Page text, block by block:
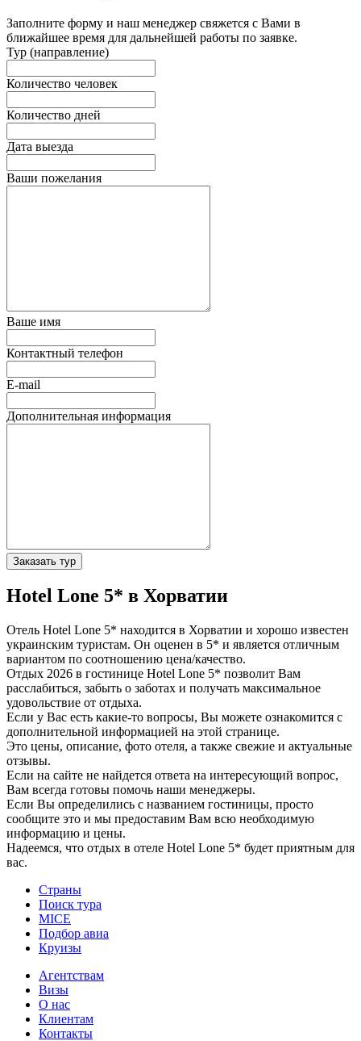
Заполните форму и наш менеджер свяжется с Вами в
ближайшее время для дальнейшей работы по заявке.
Тур (направление)
Количество человек
Количество дней
Дата выезда
Ваши пожелания
Ваше имя
Контактный телефон
E-mail
Дополнительная информация
Заказать тур
Hotel Lone 5* в Хорватии
Отель Hotel Lone 5* находится в Хорватии и хорошо известен
украинским туристам. Он оценен в 5* и является отличным
вариантом по соотношению цена/качество.
Отдых 2026 в гостинице Hotel Lone 5* позволит Вам
расслабиться, забыть о заботах и получать максимальное
удовольствие от отдыха.
Если у Вас есть какие-то вопросы, Вы можете ознакомится с
дополнительной информацией на этой странице.
Это цены, описание, фото отеля, а также свежие и актуальные
отзывы.
Если на сайте не найдется ответа на интересующий вопрос,
Вам всегда готовы помочь наши менеджеры.
Если Вы определились с названием гостиницы, просто
сообщите это и мы предоставим Вам всю необходимую
информацию и цены.
Надеемся, что отдых в отеле Hotel Lone 5* будет приятным для
вас.
Страны
Поиск тура
MICE
Подбор авиа
Круизы
Агентствам
Визы
О нас
Клиентам
Контакты